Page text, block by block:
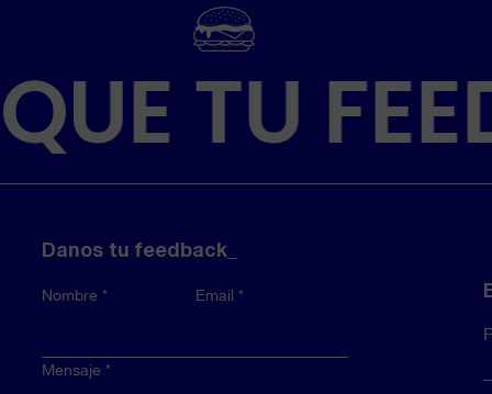
TU
Danos tu feedback_
Nombre Email
Mensaje